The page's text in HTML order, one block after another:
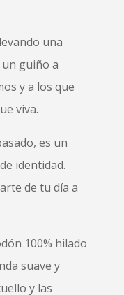
una
guiño a
y a los que
viva.
es un
identidad.
de tu día a
100% hilado
suave y
y las